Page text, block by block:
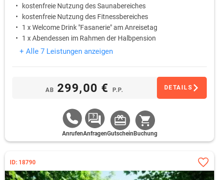
kostenfreie Nutzung des Saunabereiches
kostenfreie Nutzung des Fitnessbereiches
1 x Welcome Drink "Fasanerie" am Anreisetag
1 x Abendessen im Rahmen der Halbpension
+ Alle 7 Leistungen anzeigen
AB 299,00 € P.P. DETAILS
AnrufenAnfragenGutschein Buchung
ID: 18790